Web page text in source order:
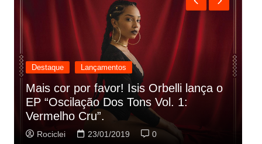
Destaque Lançamentos
Rashid vai buscar nos HQs as
referencias do clipe de sua nova
música
Rociclei 22/01/2019 0